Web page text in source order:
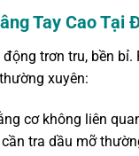
Tay Cao Tại
trơn tru, bền
xuyên:
cơ không liên
tra dầu mỡ